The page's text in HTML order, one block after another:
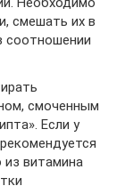
смешать их в
соотношении
смоченным
Если у
витамина